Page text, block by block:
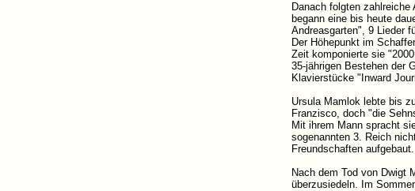
Danach folgten
begann eine bis heute
Andreasgarten", 9 Lieder
Der Höhepunkt im
Zeit komponierte sie
35-jährigen Bestehen der
Klavierstücke "Inward
Ursula Mamlok lebte bis
Franzisco, doch "die
Mit ihrem Mann spracht
sogenannten 3. Reich
Freundschaften aufgebaut.
Nach dem Tod von Dwigt
überzusiedeln. Im